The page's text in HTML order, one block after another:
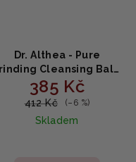
Dr. Althea - Pure
Cleansing Balm
- Čisticí balzám s
hroznovým a tea tree
olejem 50ml
385 Kč
412 Kč (–6 %)
Skladem